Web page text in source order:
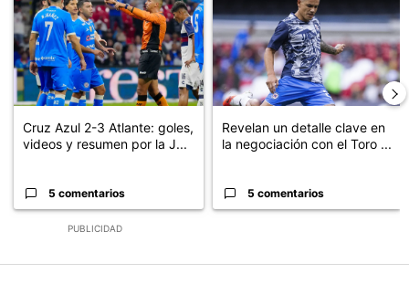
PUBLICIDAD
Cruz Azul 2-3 Atlante: goles,
videos y resumen por la J...
5 comentarios
Revelan un detalle clave en
la negociación con el Toro ...
5 comentarios